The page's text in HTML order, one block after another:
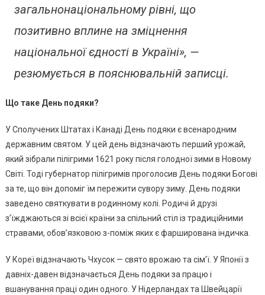
загальнонаціональному рівні, що
позитивно вплине на зміцнення
національної єдності в Україні», —
резюмується в пояснювальній записці.
Що таке День подяки?
У Сполучених Штатах і Канаді День подяки є всенародним
державним святом. У цей день відзначають перший урожай,
який зібрали пілігрими 1621 року після голодної зими в Новому
Світі. Тоді губернатор пілігримів проголосив День подяки Богові
за те, що він допоміг їм пережити сувору зиму. День подяки
заведено святкувати в родинному колі. Родичі й друзі
з’їжджаються зі всієї країни за спільний стіл із традиційними
стравами, обов’язковою з-поміж яких є фарширована індичка.
У Кореї відзначають Чхусок — свято врожаю та сім’ї. У Японії з
давніх-давен відзначається День подяки за працю і
вшанування праці один одного. У Нідерландах та Швейцарії